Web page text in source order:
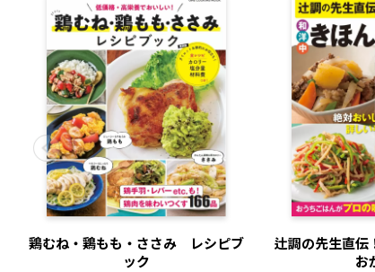
鶏むね・鶏もも・ささみ レシピブ
ック
辻調の先生直伝
お